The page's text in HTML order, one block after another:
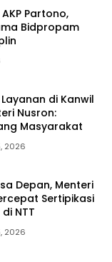
Partono,
Bidpropam
di Kanwil
Nusron:
Masyarakat
2026
Depan, Menteri
Sertipikasi
NTT
2026